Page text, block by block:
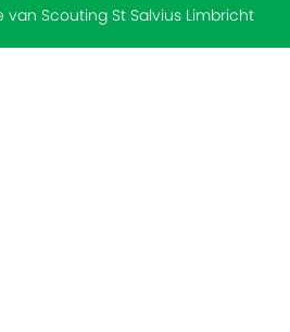
Scouting St Salvius Limbricht